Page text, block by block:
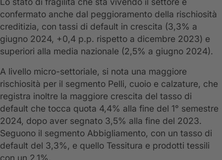
confermato anche dal peggioramento della rischiosità
creditizia, con tassi di default in crescita (3,3% a
giugno 2024, +0,4 p.p. rispetto a dicembre 2023) e
superiori alla media nazionale (2,5% a giugno 2024).
A livello micro-settoriale, si nota una maggiore
rischiosità per il segmento Pelli, cuoio e calzature, che
registra inoltre la maggiore crescita del tasso di
default che tocca quota 4,4% alla fine del 1° semestre
2024, dopo aver segnato 3,5% alla fine del 2023.
Seguono il segmento Abbigliamento, con un tasso di
default del 3,3%, e quello Tessitura e prodotti tessili
con un 2,1%.